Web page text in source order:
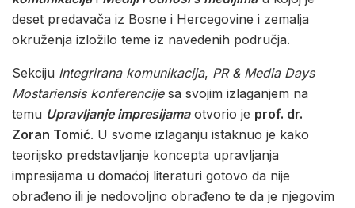
deset predavača iz Bosne i Hercegovine i zemalja
okruženja izložilo teme iz navedenih područja.
Sekciju Integrirana komunikacija, PR & Media Days
Mostariensis konferencijesa svojim izlaganjem na
temu Upravljanje impresijamaotvorio je prof. dr.
Zoran Tomić. U svome izlaganju istaknuo je kako
teorijsko predstavljanje koncepta upravljanja
impresijama u domaćoj literaturi gotovo da nije
obrađeno ili je nedovoljno obrađeno te da je njegovim